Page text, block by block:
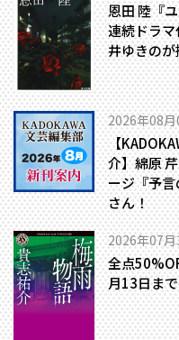
恩田 陸『
連続ドラ
井ゆきの
2026年08
【
介】綿原
ージ『予
さん！
2026年07
全点
月13日ま